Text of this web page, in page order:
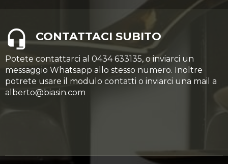
CONTATTACI SUBITO
Potete contattarci al 0434 633135, o inviarci un
messaggio Whatsapp allo stesso numero. Inoltre
potrete usare il modulo contatti o inviarci una mail a
alberto@biasin.com